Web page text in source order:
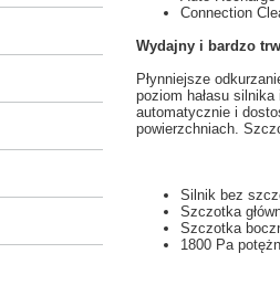
Connection
Wydajny i bardzo
Płynniejsze
poziom hałasu silnika
automatycznie i
powierzchniach.
Silnik bez
Szczotka
Szczotka
1800 Pa